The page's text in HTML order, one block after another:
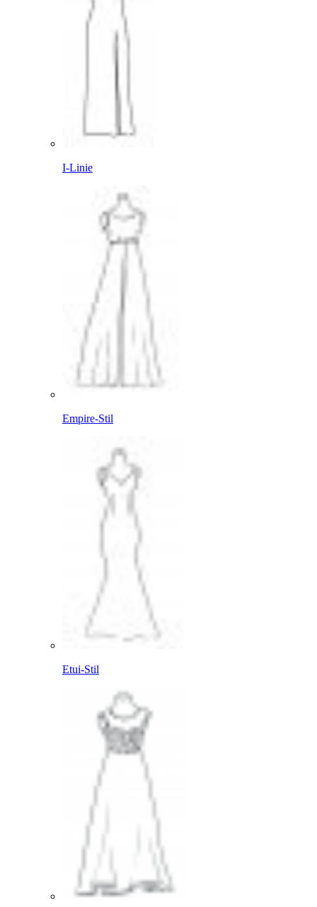
I-Linie
Empire-Stil
Etui-Stil